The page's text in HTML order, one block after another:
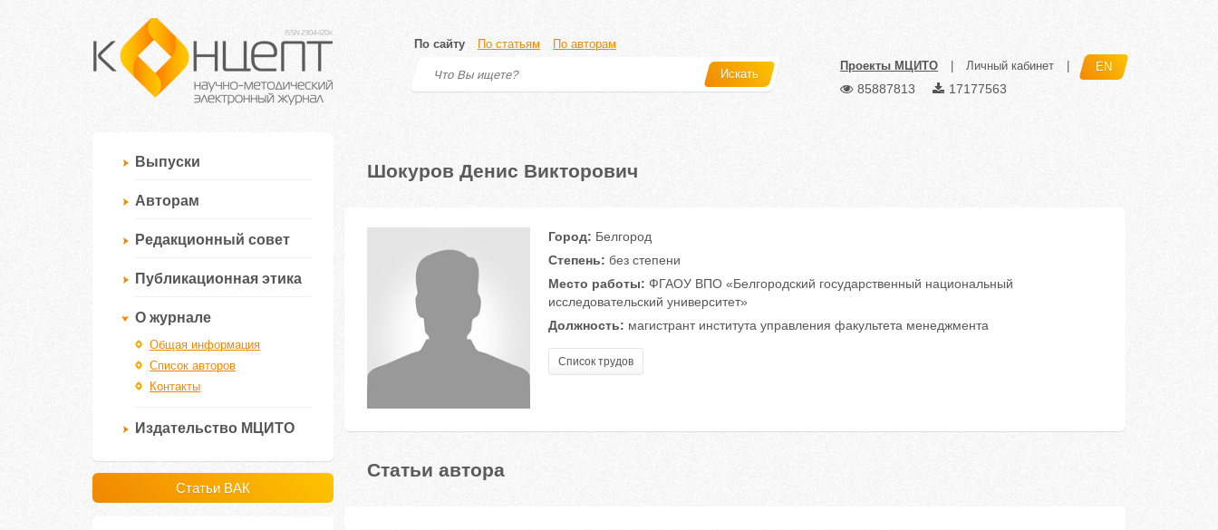
По сайту По статьям По авторам
Искать
Проекты МЦИТО Личный кабинет EN
85887813 17177563
Выпуски
Авторам
Редакционный совет
Публикационная этика
О журнале
Общая информация
Список авторов
Контакты
Издательство МЦИТО
Статьи ВАК
Шокуров Денис Викторович
Город: Белгород
Степень: без степени
Место работы: ФГАОУ ВПО «Белгородский государственный национальный
исследовательский университет»
Должность: магистрант института управления факультета менеджмента
Список трудов
Статьи автора